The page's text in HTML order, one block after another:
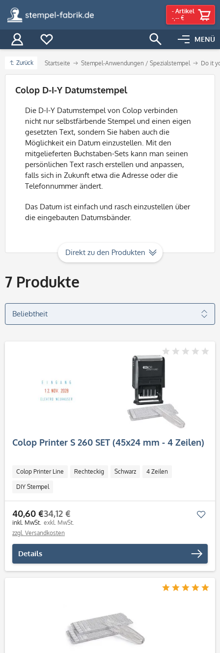
MENÜ
- Artikel
-,-- €
Zurück Startseite Stempel-Anwendungen / Spezialstempel Do it
Filter
Colop D-I-Y Datumstempel
Die D-I-Y Datumstempel von Colop verbinden
nicht nur selbstfärbende Stempel und einen eigen
gesetzten Text, sondern Sie haben auch die
Möglichkeit ein Datum einzustellen. Mit den
mitgelieferten Buchstaben-Sets kann man seinen
persönlichen Text rasch erstellen und anpassen,
falls sich in Zukunft etwa die Adresse oder die
Telefonnummer ändert.
Das Datum ist einfach und rasch einzustellen über
die eingebauten Datumsbänder.
Direkt zu den Produkten
7 Produkte
Colop Printer S 260 SET (45x24 mm - 4 Zeilen)
Colop Printer Line Rechteckig Schwarz 4 Zeilen
DIY Stempel
40,60 €
inkl. MwSt.
34,12 €
exkl. MwSt.
zzgl. Versandkosten
Details